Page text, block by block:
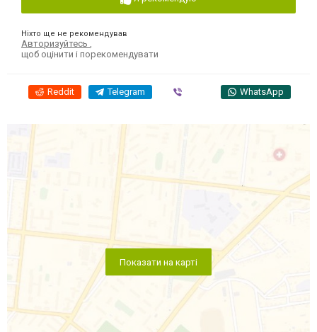
Ніхто ще не рекомендував
Авторизуйтесь
щоб оцінити і порекомендувати
Reddit Telegram WhatsApp
Показати на карті